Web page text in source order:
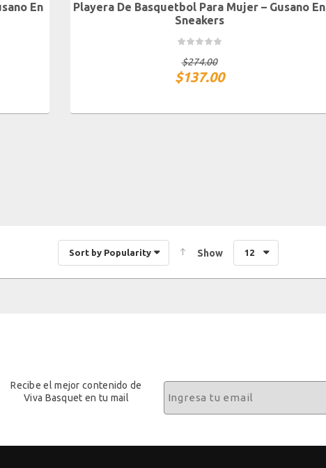
En
CH M G XG
Playera De Basquetbol Para Mujer – Gusano En
Sneakers
$274.00
$137.00
Sort by Popularity Show 12
Recibe el mejor contenido de
Viva Basquet en tu mail